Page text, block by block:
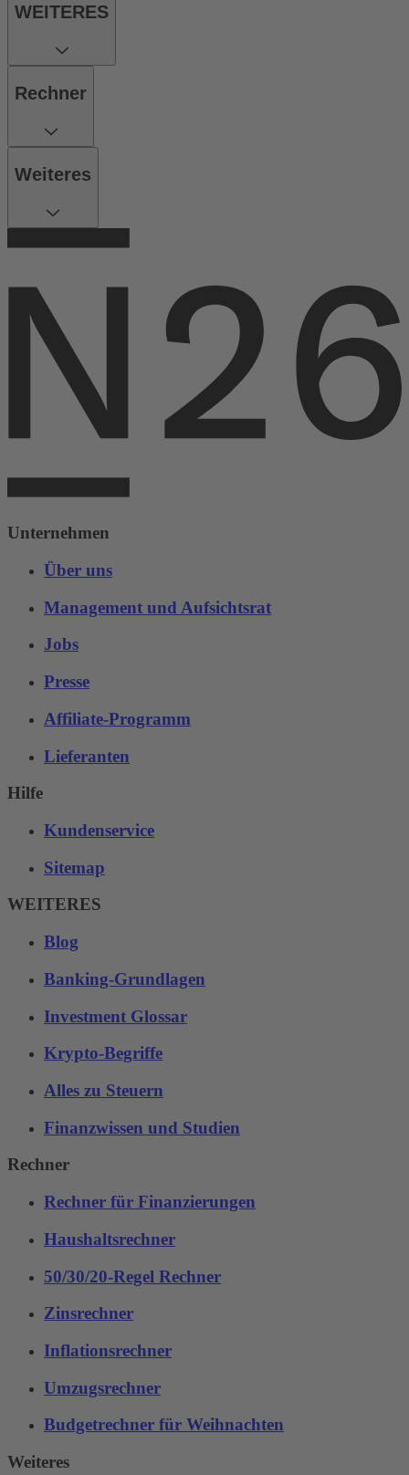
WEITERES
Rechner
Weiteres
Unternehmen
Über uns
Management und Aufsichtsrat
Jobs
Presse
Affiliate-Programm
Lieferanten
Hilfe
Kundenservice
Sitemap
WEITERES
Blog
Banking-Grundlagen
Investment Glossar
Krypto-Begriffe
Alles zu Steuern
Finanzwissen und Studien
Rechner
Rechner für Finanzierungen
Haushaltsrechner
50/30/20-Regel Rechner
Zinsrechner
Inflationsrechner
Umzugsrechner
Budgetrechner für Weihnachten
Weiteres